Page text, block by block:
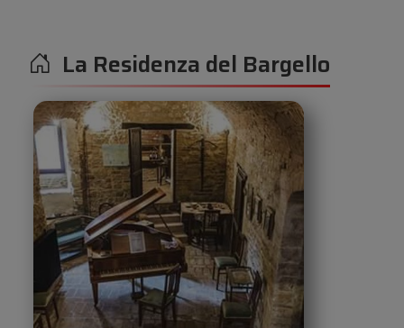
La Residenza del Bargello